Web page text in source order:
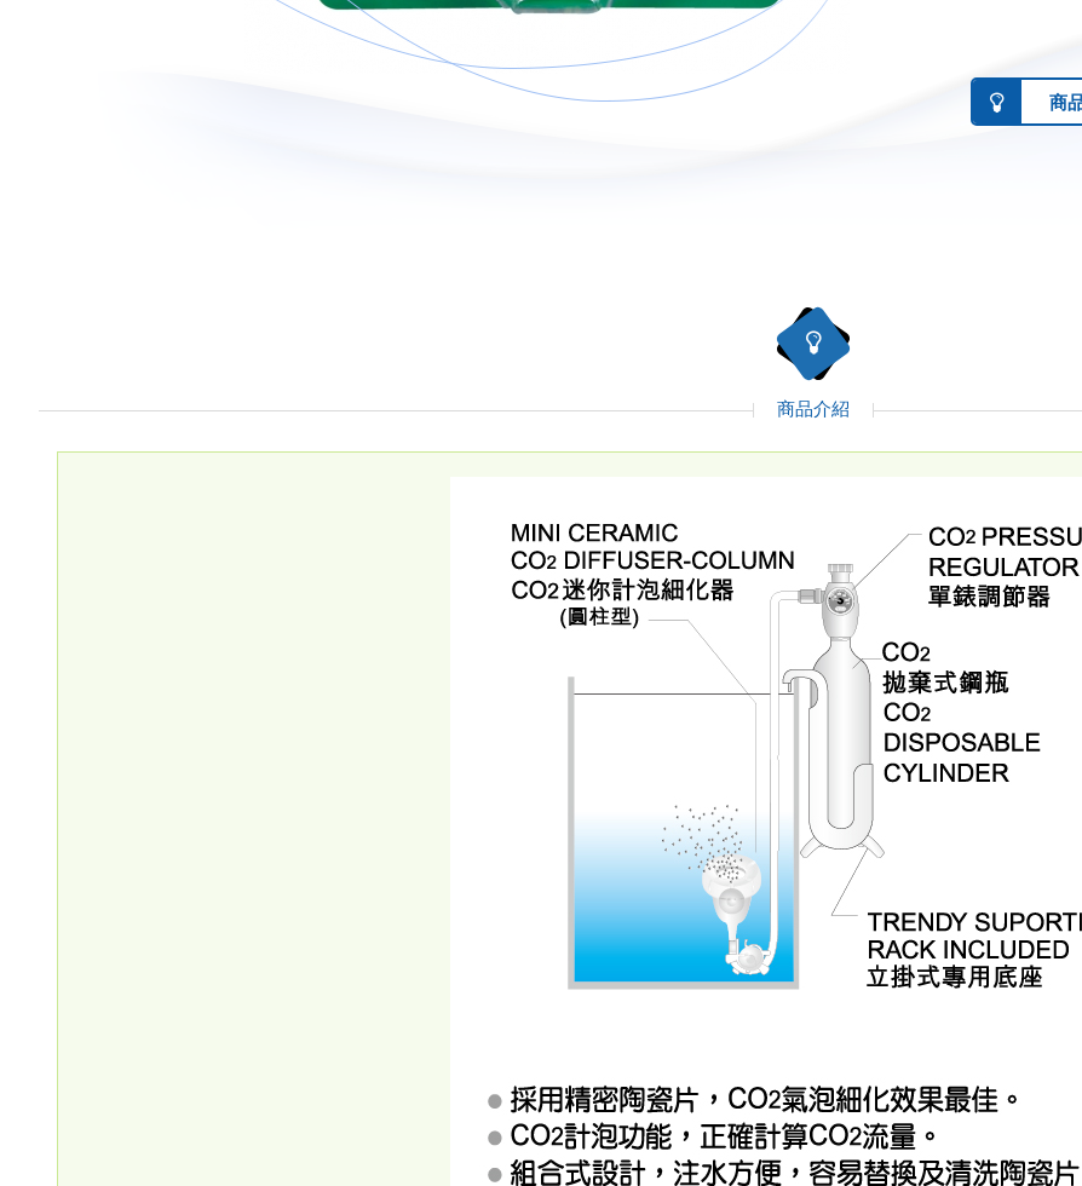
商
商品介紹